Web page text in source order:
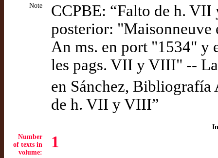
Note
CCPBE: “Falto de h.
posterior: "Maisonneuve
An ms. en port "1534" y
les pags. VII y VIII" -- La
en Sánchez, Bibliografía
de h. VII y VIII”
Number
of texts in
volume:
1